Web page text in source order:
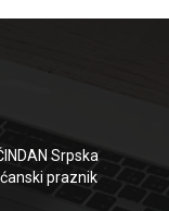
Srpska
praznik